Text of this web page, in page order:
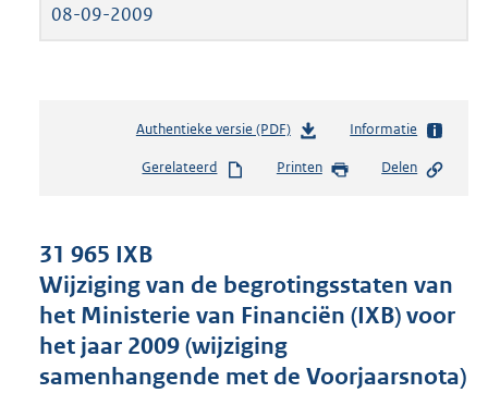
08-09-2009
Authentieke versie (PDF)b
s
s
g
o
Informatie
Gerelateerd Printen Delen
31 965 IXB
Wijziging van de begrotingsstaten van
het Ministerie van Financiën (IXB) voor
het jaar 2009 (wijziging
samenhangende met de Voorjaarsnota)